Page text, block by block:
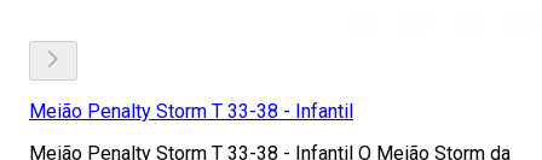
Meião Penalty Storm T 33-38 - Infantil
Meião Penalty Storm T 33-38 - Infantil O Meião Storm da